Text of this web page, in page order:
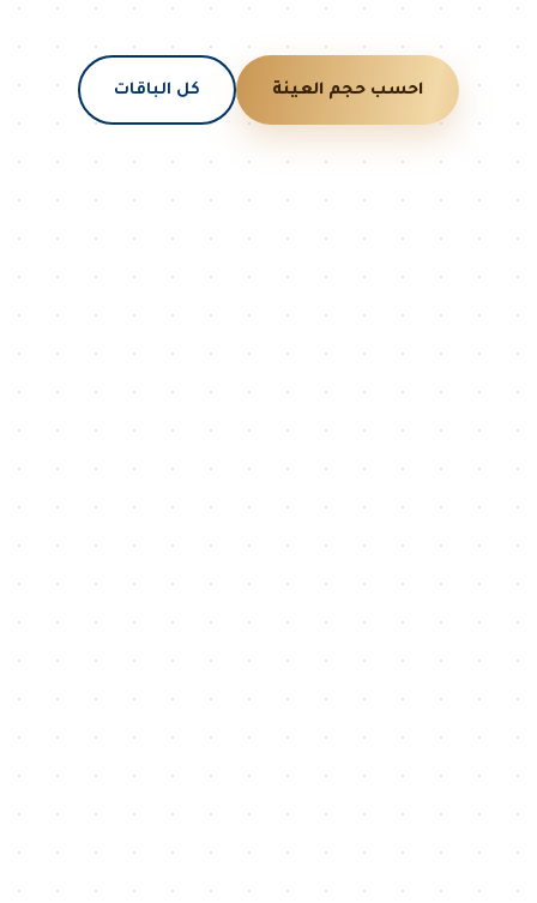
احسب حجم العينة كل الباقات